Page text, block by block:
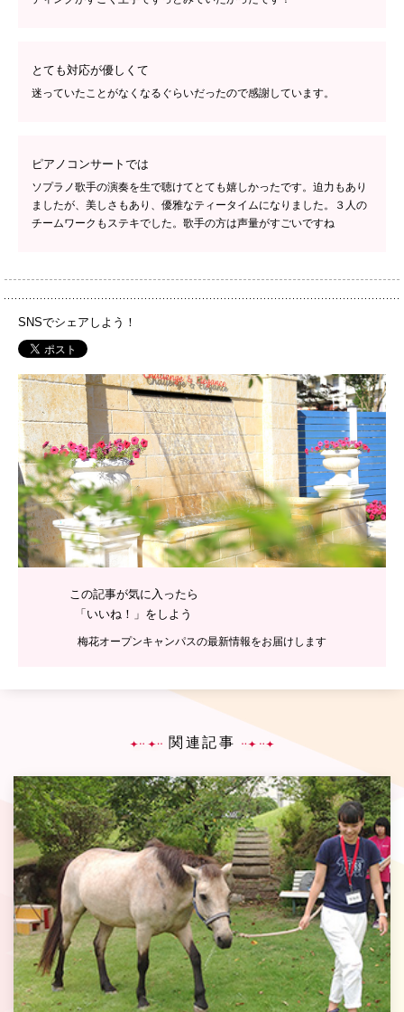
とても対応が優しくて
迷っていたことがなくなるぐらいだったので感謝しています。
ピアノコンサートでは
ソプラノ歌手の演奏を生で聴けてとても嬉しかったです。迫力もあり
ましたが、美しさもあり、優雅なティータイムになりました。３人の
チームワークもステキでした。歌手の方は声量がすごいですね
SNSでシェアしよう！
この記事が気に入ったら
「いいね！」をしよう
梅花オープンキャンパスの最新情報をお届けします
関連記事